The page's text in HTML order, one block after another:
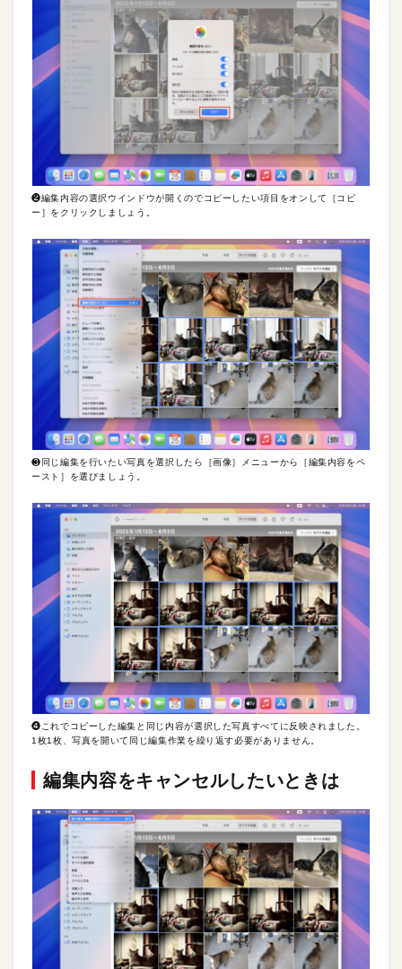
❷編集内容の選択ウインドウが開くのでコピーしたい項目をオンして［コピ
ー］をクリックしましょう。
❸同じ編集を行いたい写真を選択したら［画像］メニューから［編集内容をペ
ースト］を選びましょう。
❹これでコピーした編集と同じ内容が選択した写真すべてに反映されました。
1枚1枚、写真を開いて同じ編集作業を繰り返す必要がありません。
編集内容をキャンセルしたいときは